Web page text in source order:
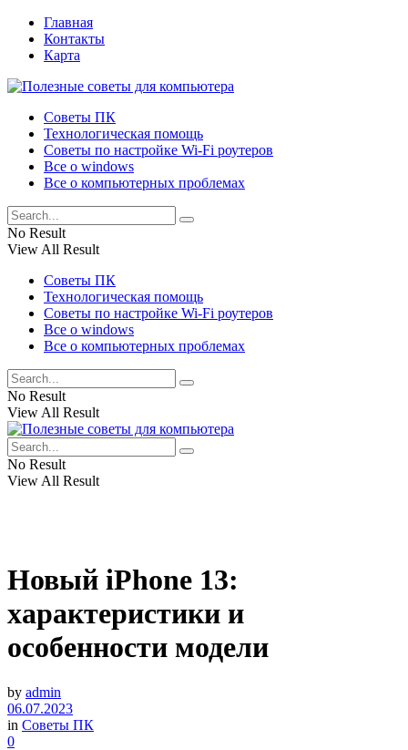
Главная
Контакты
Карта
Советы ПК
Технологическая помощь
Советы по настройке Wi-Fi роутеров
Все о windows
Все о компьютерных проблемах
No Result
View All Result
Советы ПК
Технологическая помощь
Советы по настройке Wi-Fi роутеров
Все о windows
Все о компьютерных проблемах
No Result
View All Result
No Result
View All Result
Новый iPhone 13:
характеристики и
особенности модели
by admin
06.07.2023
in Советы ПК
0